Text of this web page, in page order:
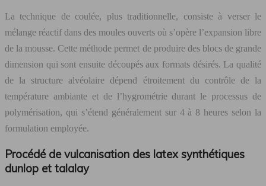
La technique de coulée, plus traditionnelle, consiste à verser le
mélange réactif dans des moules ouverts où s’opère l’expansion libre
de la mousse. Cette méthode permet de produire des blocs de grande
dimension qui sont ensuite découpés aux formats désirés. La qualité
de la structure alvéolaire dépend étroitement du contrôle de la
température ambiante et de l’hygrométrie durant le processus de
polymérisation, qui s’étend généralement sur 4 à 8 heures selon la
formulation employée.
Procédé de vulcanisation des latex synthétiques
dunlop et talalay